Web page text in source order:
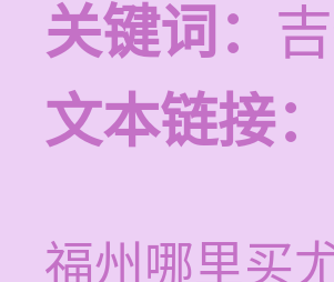
关键词：
文本链接：
福州哪里买